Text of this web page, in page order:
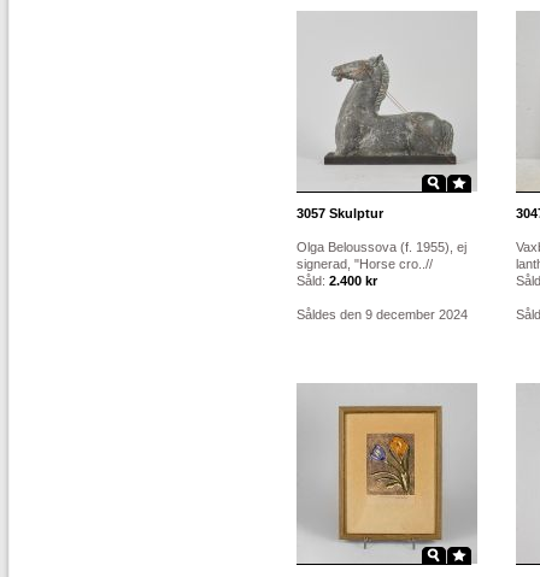
3057 Skulptur
Olga Beloussova (f. 1955), ej
signerad, "Horse cro..//
Såld: 2.400 kr
Såldes den 9 december 2024